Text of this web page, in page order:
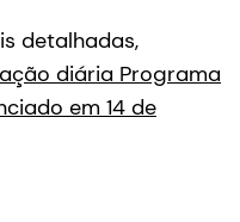
detalhadas,
diária Programa
em 14 de